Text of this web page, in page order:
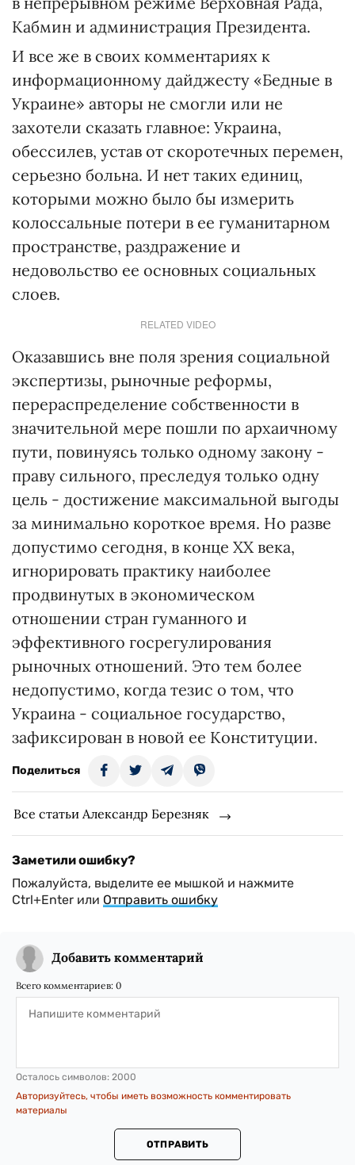
Кабмин и администрация Президента.
И все же в своих комментариях к
информационному дайджесту «Бедные в
Украине» авторы не смогли или не
захотели сказать главное: Украина,
обессилев, устав от скоротечных перемен,
серьезно больна. И нет таких единиц,
которыми можно было бы измерить
колоссальные потери в ее гуманитарном
пространстве, раздражение и
недовольство ее основных социальных
слоев.
RELATED VIDEO
Оказавшись вне поля зрения социальной
экспертизы, рыночные реформы,
перераспределение собственности в
значительной мере пошли по архаичному
пути, повинуясь только одному закону -
праву сильного, преследуя только одну
цель - достижение максимальной выгоды
за минимально короткое время. Но разве
допустимо сегодня, в конце ХХ века,
игнорировать практику наиболее
продвинутых в экономическом
отношении стран гуманного и
эффективного госрегулирования
рыночных отношений. Это тем более
недопустимо, когда тезис о том, что
Украина - социальное государство,
зафиксирован в новой ее Конституции.
Поделиться
Все статьи Александр Березняк
Заметили ошибку?
Пожалуйста, выделите ее мышкой и нажмите
Ctrl+Enter или Отправить ошибку
Добавить комментарий
Всего комментариев: 0
Осталось символов: 2000
Авторизуйтесь, чтобы иметь возможность комментировать
материалы
ОТПРАВИТЬ